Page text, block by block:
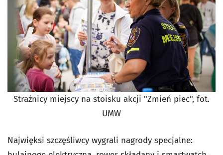
Strażnicy miejscy na stoisku akcji "Zmień piec", fot.
UMW
Najwięksi szczęśliwcy wygrali nagrody specjalne: